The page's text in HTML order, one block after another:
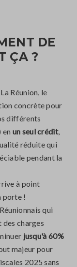
DE
ÇA ?
Réunion, le
concrète pour
différents
en un seul crédit,
réduite qui
pendant la
à point
porte !
qui
des charges
jusqu'à 60%
majeur pour
2025 sans